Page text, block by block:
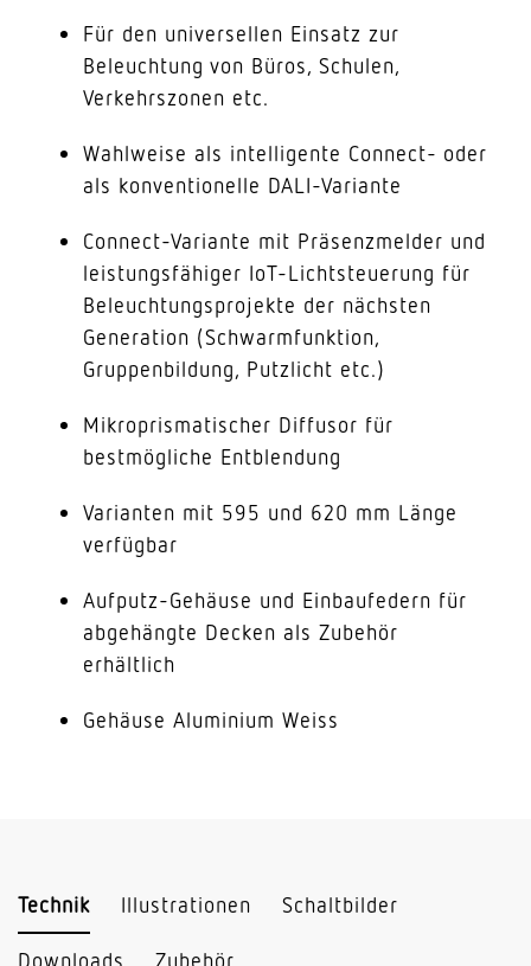
Für den universellen Einsatz zur
Beleuchtung von Büros, Schulen,
Verkehrszonen etc.
Wahlweise als intelligente Connect- oder
als konventionelle DALI-Variante
Connect-Variante mit Präsenzmelder und
leistungsfähiger IoT-Lichtsteuerung für
Beleuchtungsprojekte der nächsten
Generation (Schwarmfunktion,
Gruppenbildung, Putzlicht etc.)
Mikroprismatischer Diffusor für
bestmögliche Entblendung
Varianten mit 595 und 620 mm Länge
verfügbar
Aufputz-Gehäuse und Einbaufedern für
abgehängte Decken als Zubehör
erhältlich
Gehäuse Aluminium Weiss
Technik Illustrationen Schaltbilder
Downloads Zubehör